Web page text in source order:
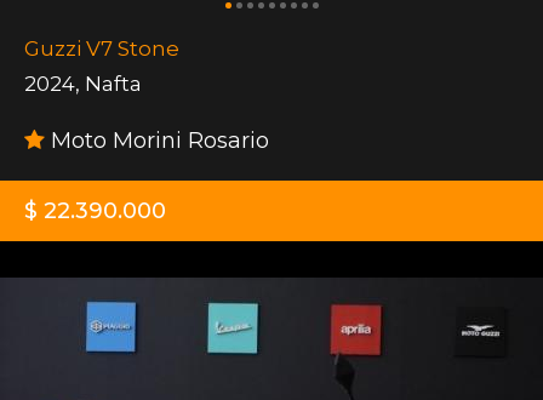
Guzzi V7 Stone
2024, Nafta
Moto Morini Rosario
$ 22.390.000